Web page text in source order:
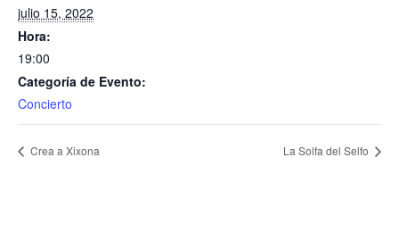
julio 15, 2022
Hora:
19:00
Categoría de Evento:
Concierto
Crea a Xixona La Solfa del Selfo